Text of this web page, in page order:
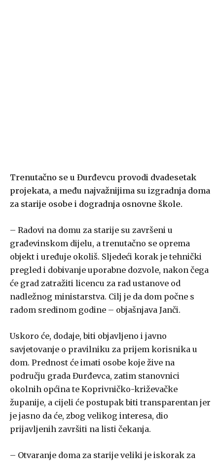
Trenutačno se u Đurđevcu provodi dvadesetak
projekata, a među najvažnijima su izgradnja doma
za starije osobe i dogradnja osnovne škole.
– Radovi na domu za starije su završeni u
građevinskom dijelu, a trenutačno se oprema
objekt i uređuje okoliš. Sljedeći korak je tehnički
pregled i dobivanje uporabne dozvole, nakon čega
će grad zatražiti licencu za rad ustanove od
nadležnog ministarstva. Cilj je da dom počne s
radom sredinom godine – objašnjava Janči.
Uskoro će, dodaje, biti objavljeno i javno
savjetovanje o pravilniku za prijem korisnika u
dom. Prednost će imati osobe koje žive na
području grada Đurđevca, zatim stanovnici
okolnih općina te Koprivničko-križevačke
županije, a cijeli će postupak biti transparentan jer
je jasno da će, zbog velikog interesa, dio
prijavljenih završiti na listi čekanja.
– Otvaranje doma za starije veliki je iskorak za